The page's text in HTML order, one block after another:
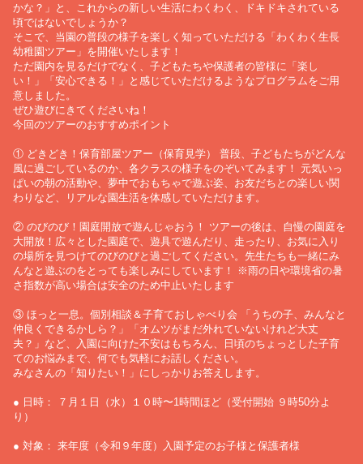
かな？」と、これからの新しい生活にわくわく、ドキドキされている
頃ではないでしょうか？
そこで、当園の普段の様子を楽しく知っていただける「わくわく生長
幼稚園ツアー」を開催いたします！
ただ園内を見るだけでなく、子どもたちや保護者の皆様に「楽し
い！」「安心できる！」と感じていただけるようなプログラムをご用
意しました。
ぜひ遊びにきてくださいね！
今回のツアーのおすすめポイント
① どきどき！保育部屋ツアー（保育見学） 普段、子どもたちがどんな
風に過ごしているのか、各クラスの様子をのぞいてみます！ 元気いっ
ぱいの朝の活動や、夢中でおもちゃで遊ぶ姿、お友だちとの楽しい関
わりなど、リアルな園生活を体感していただけます。
② のびのび！園庭開放で遊んじゃおう！ ツアーの後は、自慢の園庭を
大開放！広々とした園庭で、遊具で遊んだり、走ったり、お気に入り
の場所を見つけてのびのびと過ごしてください。先生たちも一緒にみ
んなと遊ぶのをとっても楽しみにしています！ ※雨の日や環境省の暑
さ指数が高い場合は安全のため中止いたします
③ ほっと一息。個別相談＆子育ておしゃべり会 「うちの子、みんなと
仲良くできるかしら？」「オムツがまだ外れていないけれど大丈
夫？」など、入園に向けた不安はもちろん、日頃のちょっとした子育
てのお悩みまで、何でも気軽にお話しください。
みなさんの「知りたい！」にしっかりお答えします。
● 日時： ７月１日（水）１０時〜1時間ほど（受付開始 ９時50分よ
り）
● 対象： 来年度（令和９年度）入園予定のお子様と保護者様